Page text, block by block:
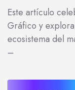
Este artículo
Gráfico y
ecosistema del
–